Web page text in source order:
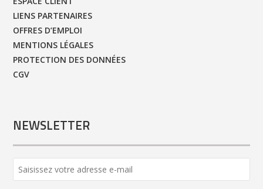
LIENS PARTENAIRES
OFFRES D’EMPLOI
MENTIONS LÉGALES
PROTECTION DES DONNÉES
CGV
NEWSLETTER